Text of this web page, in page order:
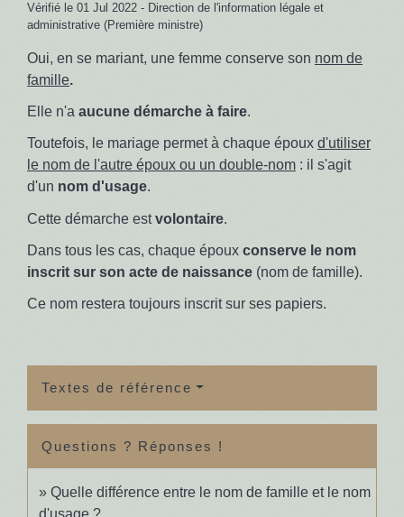
Vérifié le 01 Jul 2022 - Direction de l'information légale et
administrative (Première ministre)
Oui, en se mariant, une femme conserve son nom de
famille.
Elle n'a aucune démarche à faire.
Toutefois, le mariage permet à chaque époux d'utiliser
le nom de l'autre époux ou un double-nom : il s'agit
d'un nom d'usage.
Cette démarche estvolontaire.
Dans tous les cas, chaque époux conserve le nom
inscrit sur son acte de naissance (nom de famille).
Ce nom restera toujours inscrit sur ses papiers.
Textes de référence
Questions ? Réponses !
Quelle différence entre le nom de famille et le nom
d'usage ?